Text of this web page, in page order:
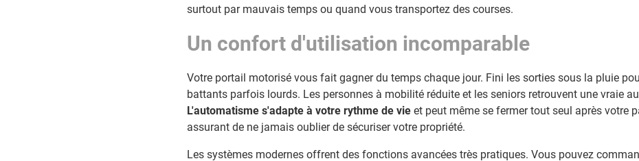
surtout par mauvais temps ou quand vous transportez des courses.
Un confort d'utilisation incomparable
Votre portail motorisé vous fait gagner du temps chaque jour. Fini les sorties sous la pluie
battants parfois lourds. Les personnes à mobilité réduite et les seniors retrouvent une vraie
L'automatisme s'adapte à votre rythme de vie et peut même se fermer tout seul après votre
assurant de ne jamais oublier de sécuriser votre propriété.
Les systèmes modernes offrent des fonctions avancées très pratiques. Vous pouvez